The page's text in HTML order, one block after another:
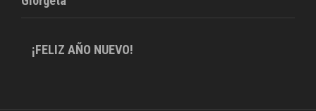
¡FELIZ AÑO NUEVO!